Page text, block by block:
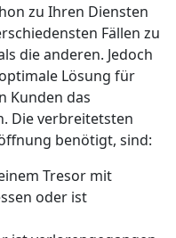
zu Ihren Diensten
Fällen zu
die anderen. Jedoch
Lösung für
Kunden das
Die verbreitetsten
benötigt, sind:
Tresor mit
oder ist